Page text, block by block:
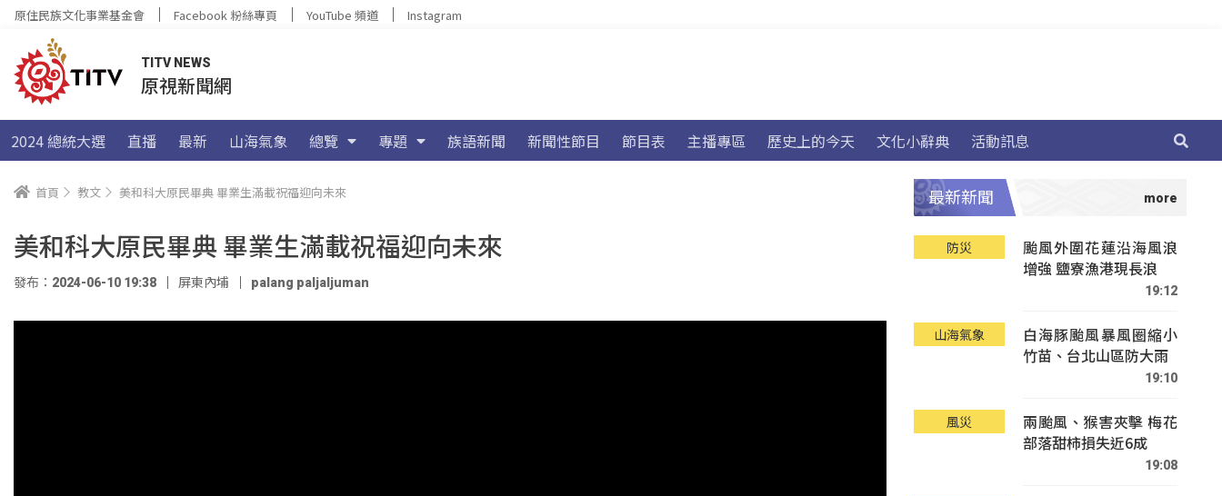
原住民族文化事業基金會 Facebook 粉絲專頁 YouTube 頻道 Instagram
TITV NEWS
原視新聞網
2024 總統大選 直播 最新 山海氣象 總覽 專題 族語新聞 新聞性節目 節目表 主播專區 歷史上的今天 文化小辭典 活動訊息
首頁 教文 美和科大原民畢典 畢業生滿載祝福迎向未來
美和科大原民畢典 畢業生滿載祝福迎向未來
發布：2024-06-10 19:38 屏東內埔 palang paljaljuman
最新新聞
防災
颱風外圍花蓮沿海風浪
增強 鹽寮漁港現長浪
19:12
山海氣象
白海豚颱風暴風圈縮小
竹苗、台北山區防大雨
19:10
風災
兩颱風、猴害夾擊 梅花
部落甜柿損失近6成
19:08